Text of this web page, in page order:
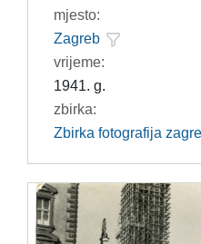
mjesto:
Zagreb
vrijeme:
1941. g.
zbirka:
Zbirka fotografija